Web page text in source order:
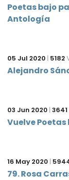
Poetas bajo
Antología
05 Jul 2020 | 5182
Alejandro
03 Jun 2020 | 3641
Vuelve
16 May 2020 |
79. Rosa